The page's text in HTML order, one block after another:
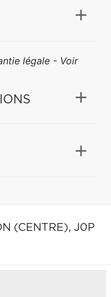
légale - Voir
(CENTRE), J0P